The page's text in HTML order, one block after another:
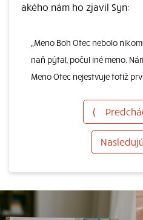
akého nám ho zjavil Syn:
„Meno Boh Otec nebolo
naň pýtal, počul iné meno.
Meno Otec nejestvuje totiž prv
⟨